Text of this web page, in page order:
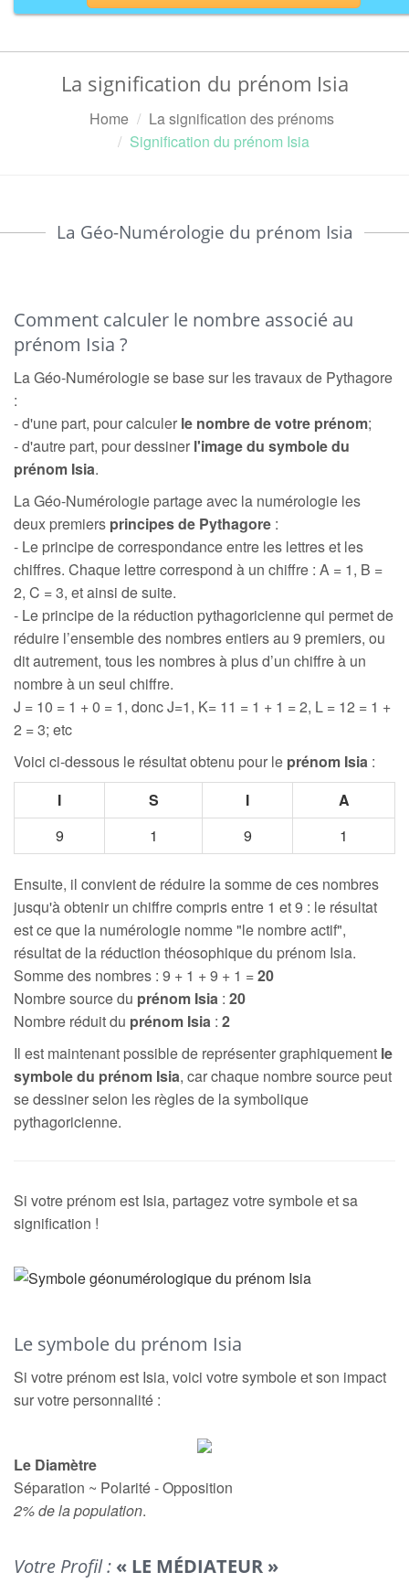
La signification du prénom Isia
Home
La signification des prénoms
Signification du prénom Isia
La Géo-Numérologie du prénom Isia
Comment calculer le nombre associé au
prénom Isia ?
La Géo-Numérologie se base sur les travaux de Pythagore
:
- d'une part, pour calculer le nombre de votre prénom;
- d'autre part, pour dessiner l'image du symbole du
prénom Isia.
La Géo-Numérologie partage avec la numérologie les
deux premiers principes de Pythagore :
- Le principe de correspondance entre les lettres et les
chiffres. Chaque lettre correspond à un chiffre : A = 1, B =
2, C = 3, et ainsi de suite.
- Le principe de la réduction pythagoricienne qui permet de
réduire l’ensemble des nombres entiers au 9 premiers, ou
dit autrement, tous les nombres à plus d’un chiffre à un
nombre à un seul chiffre.
J = 10 = 1 + 0 = 1, donc J=1, K= 11 = 1 + 1 = 2, L = 12 = 1 +
2 = 3; etc
Voici ci-dessous le résultat obtenu pour le prénom Isia :
I
S I
A
9
1 9 1
Ensuite, il convient de réduire la somme de ces nombres
jusqu'à obtenir un chiffre compris entre 1 et 9 : le résultat
est ce que la numérologie nomme "le nombre actif",
résultat de la réduction théosophique du prénom Isia.
Somme des nombres : 9 + 1 + 9 + 1 =20
Nombre source du prénom Isia : 20
Nombre réduit du prénom Isia : 2
Il est maintenant possible de représenter graphiquement le
symbole du prénom Isia, car chaque nombre source peut
se dessiner selon les règles de la symbolique
pythagoricienne.
Si votre prénom est Isia, partagez votre symbole et sa
signification !
Le symbole du prénom Isia
Si votre prénom est Isia, voici votre symbole et son impact
sur votre personnalité :
Le Diamètre
Séparation ~ Polarité - Opposition
2% de la population.
Votre Profil : « LE MÉDIATEUR »